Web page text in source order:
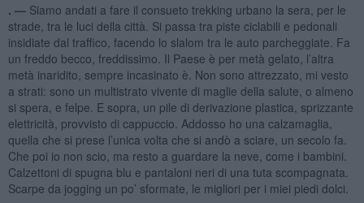
. — Siamo andati a fare il consueto trekking urbano la sera, per le
strade, tra le luci della città. Si passa tra piste ciclabili e pedonali
insidiate dal traffico, facendo lo slalom tra le auto parcheggiate. Fa
un freddo becco, freddissimo. Il Paese è per metà gelato, l’altra
metà inaridito, sempre incasinato è. Non sono attrezzato, mi vesto
a strati: sono un multistrato vivente di maglie della salute, o almeno
si spera, e felpe. E sopra, un pile di derivazione plastica, sprizzante
elettricità, provvisto di cappuccio. Addosso ho una calzamaglia,
quella che si prese l’unica volta che si andò a sciare, un secolo fa.
Che poi io non scio, ma resto a guardare la neve, come i bambini.
Calzettoni di spugna blu e pantaloni neri di una tuta scompagnata.
Scarpe da jogging un po’ sformate, le migliori per i miei piedi dolci.